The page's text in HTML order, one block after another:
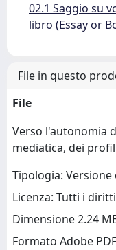
02.1 Saggio su
libro (Essay or
File in questo
File
Verso l'autonomia
mediatica, dei
Tipologia: Versione
Licenza: Tutti i
Dimensione 2.24
Formato Adobe PDF